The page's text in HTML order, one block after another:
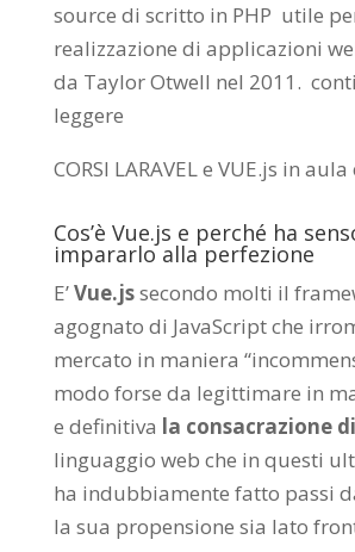
source di scritto in PHP utile
realizzazione di applicazioni
da Taylor Otwell nel 2011.
leggere
CORSI LARAVEL e VUE.js in
Cos’è Vue.js e perché ha
impararlo alla perfezione
E’Vue.jssecondo molti il
agognato di JavaScript che
mercato in maniera
modo forse da legittimare in
e definitiva la consacrazione
linguaggio web che in questi
ha indubbiamente fatto passi
la sua propensione sia lato